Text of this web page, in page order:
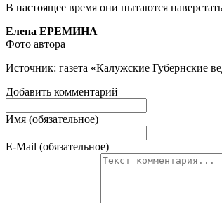
В настоящее время они пытаются
Елена ЕРЕМИНА
Фото автора
Источник: газета «Калужские Губернские
Добавить комментарий
Имя (обязательное)
E-Mail (обязательное)